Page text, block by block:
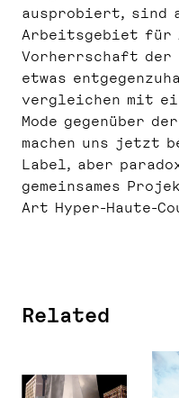
ausprobiert, sind
Arbeitsgebiet für
Vorherrschaft der
etwas
vergleichen mit
Mode gegenüber
machen uns
Label, aber
gemeinsames
Art Hyper-Haute-
Related